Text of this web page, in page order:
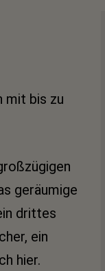
mit bis zu
geräumige
drittes
ein
hier.